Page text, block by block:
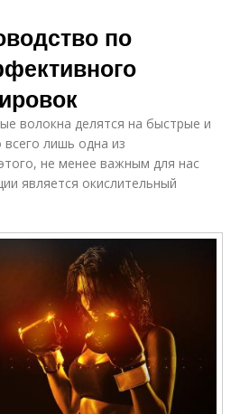
по
волокна делятся на быстрые и
лишь одна из
не менее важным для нас
является окислительный